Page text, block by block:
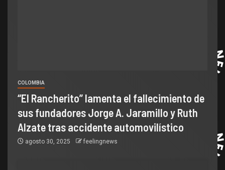
COLOMBIA
“El Rancherito” lamenta el fallecimiento de
sus fundadores Jorge A. Jaramillo y Ruth
Alzate tras accidente automovilístico
agosto 30, 2025 feelingnews